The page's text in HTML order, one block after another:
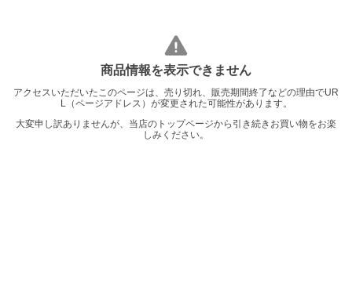
商品情報を表示できません
アクセスいただいたこのページは、売り切れ、販売期間終了などの理由でUR
L（ページアドレス）が変更された可能性があります。
大変申し訳ありませんが、当店のトップページから引き続きお買い物をお楽
しみください。